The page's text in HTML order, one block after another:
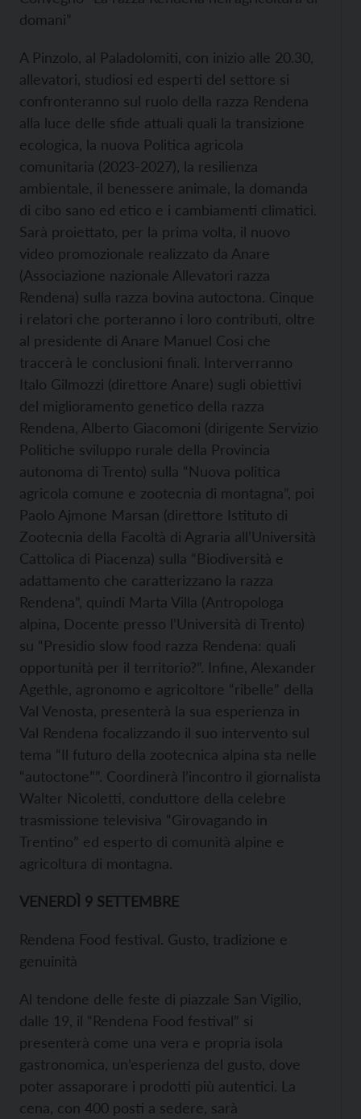
domani”
A Pinzolo, al Paladolomiti, con inizio alle 20.30,
allevatori, studiosi ed esperti del settore si
confronteranno sul ruolo della razza Rendena
alla luce delle sfide attuali quali la transizione
ecologica, la nuova Politica agricola
comunitaria (2023-2027), la resilienza
ambientale, il benessere animale, la domanda
di cibo sano ed etico e i cambiamenti climatici.
Sarà proiettato, per la prima volta, il nuovo
video promozionale realizzato da Anare
(Associazione nazionale Allevatori razza
Rendena) sulla razza bovina autoctona. Cinque
i relatori che porteranno i loro contributi, oltre
al presidente di Anare Manuel Cosi che
traccerà le conclusioni finali. Interverranno
Italo Gilmozzi (direttore Anare) sugli obiettivi
del miglioramento genetico della razza
Rendena, Alberto Giacomoni (dirigente Servizio
Politiche sviluppo rurale della Provincia
autonoma di Trento) sulla “Nuova politica
agricola comune e zootecnia di montagna”, poi
Paolo Ajmone Marsan (direttore Istituto di
Zootecnia della Facoltà di Agraria all’Università
Cattolica di Piacenza) sulla “Biodiversità e
adattamento che caratterizzano la razza
Rendena”, quindi Marta Villa (Antropologa
alpina, Docente presso l’Università di Trento)
su “Presidio slow food razza Rendena: quali
opportunità per il territorio?”. Infine, Alexander
Agethle, agronomo e agricoltore “ribelle” della
Val Venosta, presenterà la sua esperienza in
Val Rendena focalizzando il suo intervento sul
tema “Il futuro della zootecnica alpina sta nelle
“autoctone””. Coordinerà l’incontro il giornalista
Walter Nicoletti, conduttore della celebre
trasmissione televisiva “Girovagando in
Trentino” ed esperto di comunità alpine e
agricoltura di montagna.
VENERDÌ 9 SETTEMBRE
Rendena Food festival. Gusto, tradizione e
genuinità
Al tendone delle feste di piazzale San Vigilio,
dalle 19, il “Rendena Food festival” si
presenterà come una vera e propria isola
gastronomica, un’esperienza del gusto, dove
poter assaporare i prodotti più autentici. La
cena, con 400 posti a sedere, sarà